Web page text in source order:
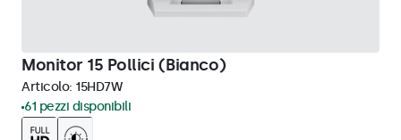
Monitor 15 Pollici (Bianco)
Articolo: 15HD7W
61 pezzi disponibili